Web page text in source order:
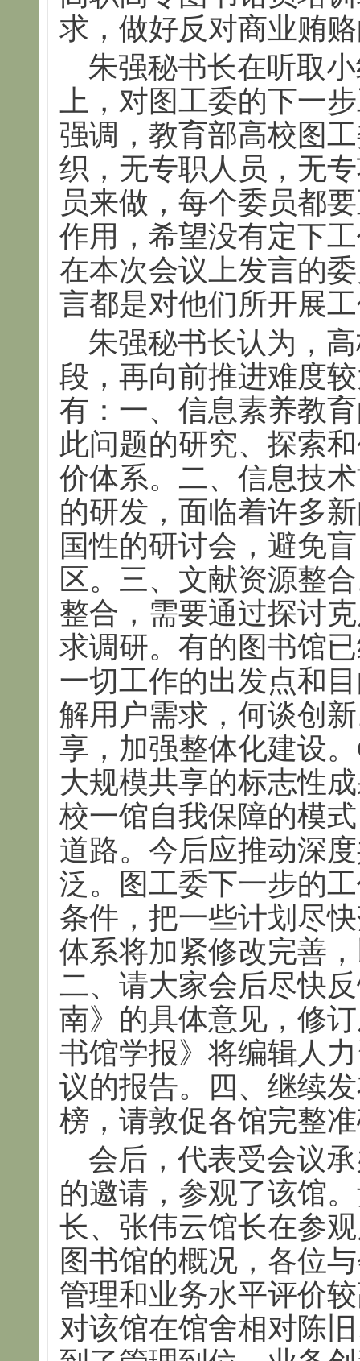
求，做好反对商业贿
朱强秘书长在听取
上，对图工委的下一
强调，教育部高校图
织，无专职人员，无
员来做，每个委员都
作用，希望没有定下
在本次会议上发言的
言都是对他们所开展
朱强秘书长认为，
段，再向前推进难度
有：一、信息素养教
此问题的研究、探索
价体系。二、信息技
的研发，面临着许多
国性的研讨会，避免
区。三、文献资源整
整合，需要通过探讨
求调研。有的图书馆
一切工作的出发点和
解用户需求，何谈创
享，加强整体化建设
大规模共享的标志性
校一馆自我保障的模
道路。今后应推动深
泛。图工委下一步的
条件，把一些计划尽
体系将加紧修改完善
二、请大家会后尽快
南》的具体意见，修
书馆学报》将编辑人
议的报告。四、继续
榜，请敦促各馆完整
会后，代表受会议
的邀请，参观了该馆
长、张伟云馆长在参
图书馆的概况，各位
管理和业务水平评价
对该馆在馆舍相对陈